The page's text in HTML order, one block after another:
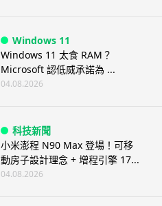
Windows 11
Windows 11 太食 RAM？
Microsoft 認低威承諾為 ...
04.08.2026
科技新聞
小米澎程 N90 Max 登場！可移
動房子設計理念 + 增程引擎 17...
04.08.2026